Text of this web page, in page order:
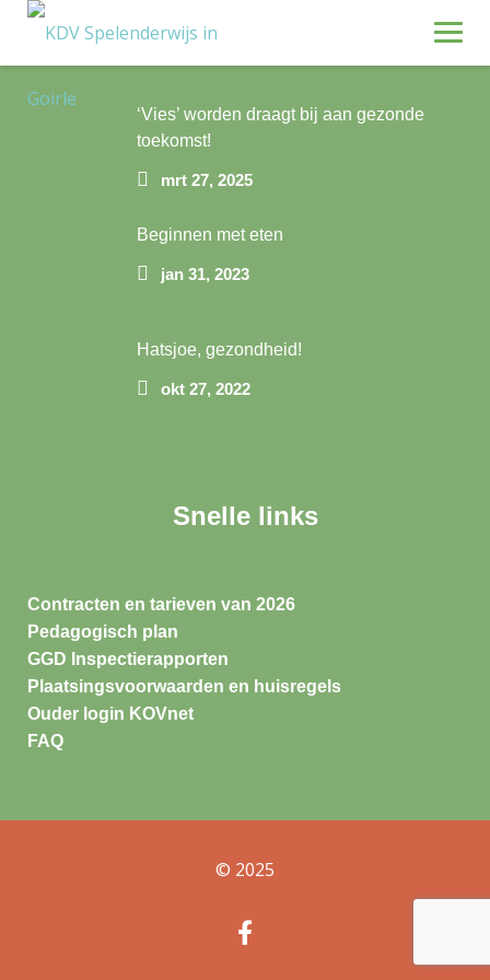
Skip
content
Recente blogposts
‘Vies’ worden draagt bij aan gezonde
toekomst!
mrt 27, 2025
Beginnen met eten
jan 31, 2023
Hatsjoe, gezondheid!
okt 27, 2022
Snelle links
Contracten en tarieven van 2026
Pedagogisch plan
GGD Inspectierapporten
Plaatsingsvoorwaarden en huisregels
Ouder login KOVnet
FAQ
© 2025